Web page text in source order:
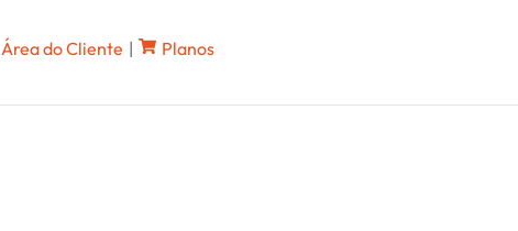
Área do Cliente | Planos